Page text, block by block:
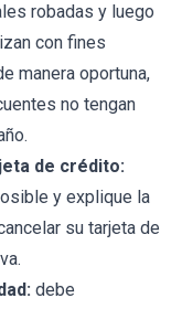
robadas y luego
con fines
manera oportuna,
no tengan
de crédito:
y explique la
su tarjeta de
debe